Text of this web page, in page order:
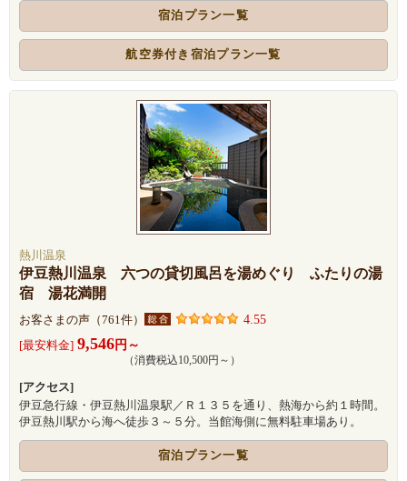
宿泊プラン一覧
航空券付き宿泊プラン一覧
熱川温泉
伊豆熱川温泉 六つの貸切風呂を湯めぐり ふたりの湯
宿 湯花満開
お客さまの声（761件） 4.55
[最安料金] 9,546円～
（消費税込10,500円～）
[アクセス]
伊豆急行線・伊豆熱川温泉駅／Ｒ１３５を通り、熱海から約１時間。
伊豆熱川駅から海へ徒歩３～５分。当館海側に無料駐車場あり。
宿泊プラン一覧